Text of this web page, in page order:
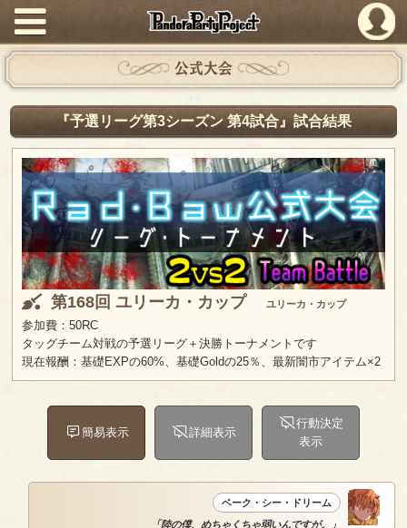
PandoraPartyProject
公式大会
『予選リーグ第3シーズン 第4試合』試合結果
第168回 ユリーカ・カップ ユリーカ・カップ
参加費：50RC
タッグチーム対戦の予選リーグ＋決勝トーナメントです
現在報酬：基礎EXPの60%、基礎Goldの25％、最新闇市アイテム×2
簡易表示 詳細表示
行動決定
表示
ベーク・シー・ドリーム
「陸の僕、めちゃくちゃ弱いんですが。」